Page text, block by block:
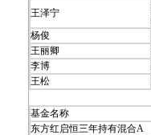
王泽宁
杨俊
王丽卿
李博
王松
基金名称
东方红启恒三年持有混合A